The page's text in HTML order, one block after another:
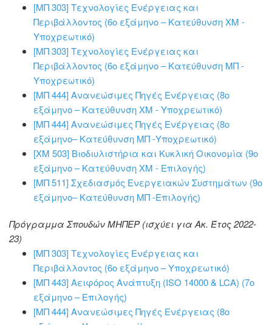
[ΜΠ 303] Τεχνολογίες Ενέργειας και
Περιβάλλοντος (6ο εξάμηνο – Κατεύθυνση ΧΜ -
Υποχρεωτικό)
[ΜΠ 303] Τεχνολογίες Ενέργειας και
Περιβάλλοντος (6ο εξάμηνο – Κατεύθυνση ΜΠ -
Υποχρεωτικό)
[ΜΠ 444] Ανανεώσιμες Πηγές Ενέργειας (8ο
εξάμηνο – Κατεύθυνση ΧΜ - Υποχρεωτικό)
[ΜΠ 444] Ανανεώσιμες Πηγές Ενέργειας (8ο
εξάμηνο– Κατεύθυνση ΜΠ -Υποχρεωτικό)
[ΧΜ 503] Βιοδιυλιστήρια και Κυκλική Οικονομία (9ο
εξάμηνο – Κατεύθυνση ΧΜ - Επιλογής)
[ΜΠ 511] Σχεδιασμός Ενεργειακών Συστημάτων (9ο
εξάμηνο– Κατεύθυνση ΜΠ -Επιλογής)
Πρόγραμμα Σπουδών ΜΗΠΕΡ (ισχύει για Ακ. Έτος 2022-
23)
[ΜΠ 303] Τεχνολογίες Ενέργειας και
Περιβάλλοντος (6ο εξάμηνο – Υποχρεωτικό)
[ΜΠ 443] Αειφόρος Ανάπτυξη (ISO 14000 & LCA) (7ο
εξάμηνο – Επιλογής)
[ΜΠ 444] Ανανεώσιμες Πηγές Ενέργειας (8ο